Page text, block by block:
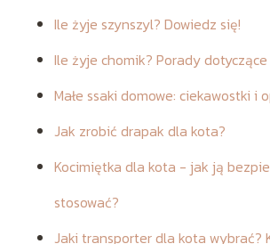
Ile żyje szynszyl? Dowiedz się!
Ile żyje chomik? Porady
Małe ssaki domowe: ciekawostki i
Jak zrobić drapak dla kota?
Kocimiętka dla kota - jak ją
stosować?
Jaki transporter dla kota wybrać?